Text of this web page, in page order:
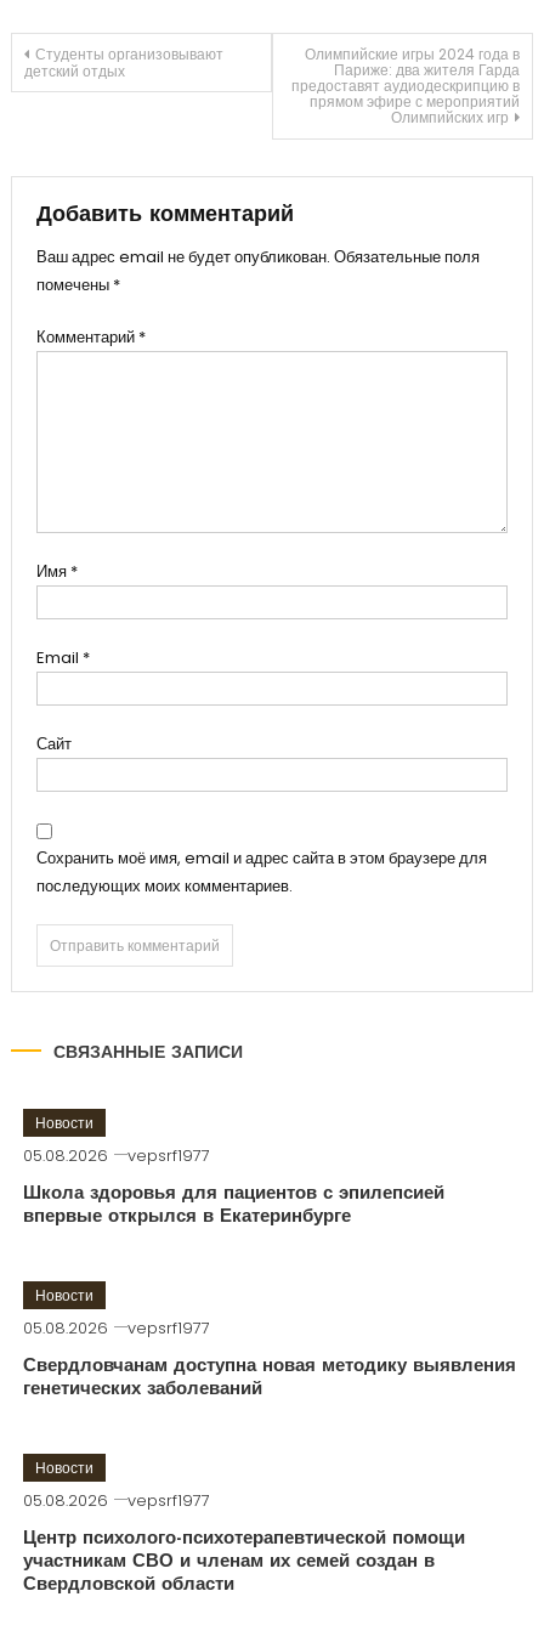
Навигация
записям
Студенты организовывают
детский отдых
Олимпийские игры 2024 года в
Париже: два жителя Гарда
предоставят аудиодескрипцию в
прямом эфире с мероприятий
Олимпийских игр
Добавить комментарий
Ваш адрес email не будет опубликован. Обязательные поля
помечены *
Комментарий *
Имя *
Email *
Сайт
Сохранить моё имя, email и адрес сайта в этом браузере для
последующих моих комментариев.
СВЯЗАННЫЕ ЗАПИСИ
Новости
05.08.2026 vepsrf1977
Школа здоровья для пациентов с эпилепсией
впервые открылся в Екатеринбурге
Новости
05.08.2026 vepsrf1977
Свердловчанам доступна новая методику выявления
генетических заболеваний
Новости
05.08.2026 vepsrf1977
Центр психолого-психотерапевтической помощи
участникам СВО и членам их семей создан в
Свердловской области